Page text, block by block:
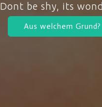
Dont be shy, its
Aus welchem Grund?